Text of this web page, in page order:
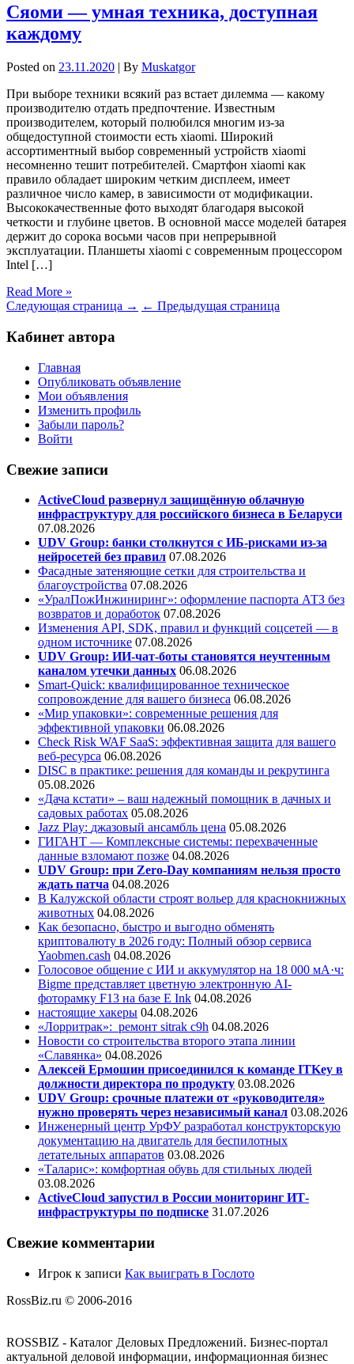
Сяоми — умная техника, доступная
каждому
Posted on 23.11.2020 | By Muskatgor
При выборе техники всякий раз встает дилемма — какому
производителю отдать предпочтение. Известным
производителем, который полюбился многим из-за
общедоступной стоимости есть xiaomi. Широкий
ассортиментный выбор современный устройств xiaomi
несомненно тешит потребителей. Смартфон xiaomi как
правило обладает широким четким дисплеем, имеет
различное число камер, в зависимости от модификации.
Высококачественные фото выходят благодаря высокой
четкости и глубине цветов. В основной массе моделей батарея
держит до сорока восьми часов при непрерывной
эксплуатации. Планшеты xiaomi с современным процессором
Intel […]
Read More »
Следующая страница → ← Предыдущая страница
Кабинет автора
Главная
Опубликовать объявление
Мои объявления
Изменить профиль
Забыли пароль?
Войти
Свежие записи
ActiveCloud развернул защищённую облачную
инфраструктуру для российского бизнеса в Беларуси
07.08.2026
UDV Group: банки столкнутся с ИБ-рисками из-за
нейросетей без правил 07.08.2026
Фасадные затеняющие сетки для строительства и
благоустройства 07.08.2026
«УралПожИнжиниринг»: оформление паспорта АТЗ без
возвратов и доработок 07.08.2026
Изменения API, SDK, правил и функций соцсетей — в
одном источнике 07.08.2026
UDV Group: ИИ-чат-боты становятся неучтенным
каналом утечки данных 06.08.2026
Smart-Quick: квалифицированное техническое
сопровождение для вашего бизнеса 06.08.2026
«Мир упаковки»: современные решения для
эффективной упаковки 06.08.2026
Check Risk WAF SaaS: эффективная защита для вашего
веб-ресурса 06.08.2026
DISC в практике: решения для команды и рекрутинга
05.08.2026
«Дача кстати» – ваш надежный помощник в дачных и
садовых работах 05.08.2026
Jazz Play: джазовый ансамбль цена 05.08.2026
ГИГАНТ — Комплексные системы: перехваченные
данные взломают позже 04.08.2026
UDV Group: при Zero-Day компаниям нельзя просто
ждать патча 04.08.2026
В Калужской области строят вольер для краснокнижных
животных 04.08.2026
Как безопасно, быстро и выгодно обменять
криптовалюту в 2026 году: Полный обзор сервиса
Yaobmen.cash 04.08.2026
Голосовое общение с ИИ и аккумулятор на 18 000 мА·ч:
Bigme представляет цветную электронную AI-
фоторамку F13 на базе E Ink 04.08.2026
настоящие хакеры 04.08.2026
«Лорритрак»: ремонт sitrak c9h 04.08.2026
Новости со строительства второго этапа линии
«Славянка» 04.08.2026
Алексей Ермошин присоединился к команде ITKey в
должности директора по продукту 03.08.2026
UDV Group: срочные платежи от «руководителя»
нужно проверять через независимый канал 03.08.2026
Инженерный центр УрФУ разработал конструкторскую
документацию на двигатель для беспилотных
летательных аппаратов 03.08.2026
«Таларис»: комфортная обувь для стильных людей
03.08.2026
ActiveCloud запустил в России мониторинг ИТ-
инфраструктуры по подписке 31.07.2026
Свежие комментарии
Игрок к записи Как выиграть в Гослото
RossBiz.ru © 2006-2016
ROSSBIZ - Каталог Деловых Предложений. Бизнес-портал
актуальной деловой информации, информационная бизнес